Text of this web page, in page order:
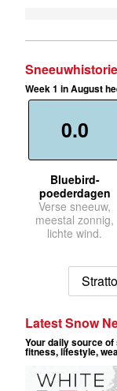
Sneeuwhistorie
Week 1 in August
0.0
Bluebird-
poederdagen
Verse sneeuw,
meestal zonnig,
lichte wind.